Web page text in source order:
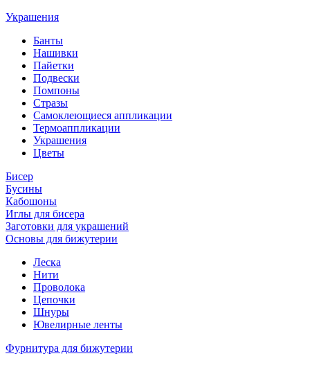
Украшения
Банты
Нашивки
Пайетки
Подвески
Помпоны
Стразы
Самоклеющиеся аппликации
Термоаппликации
Украшения
Цветы
Бисер
Бусины
Кабошоны
Иглы для бисера
Заготовки для украшений
Основы для бижутерии
Леска
Нити
Проволока
Цепочки
Шнуры
Ювелирные ленты
Фурнитура для бижутерии